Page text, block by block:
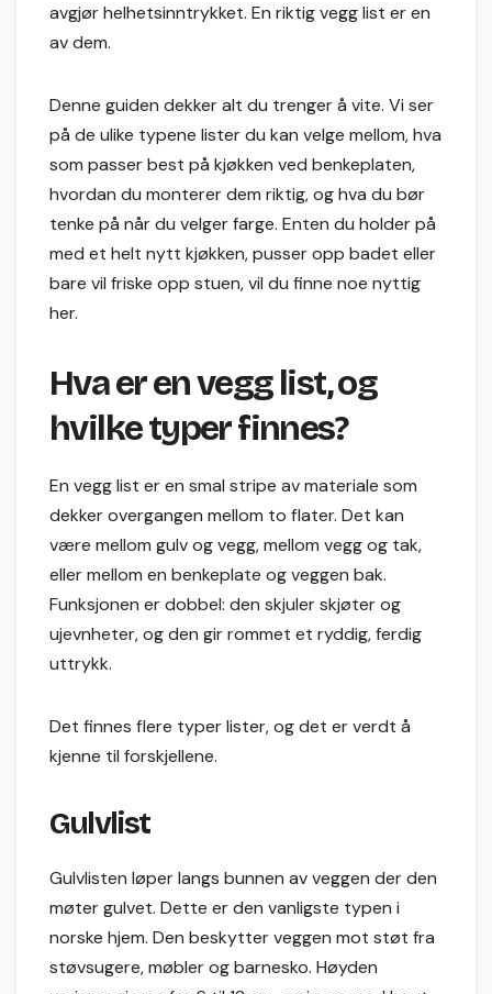
avgjør helhetsinntrykket. En riktig vegg list er en
av dem.
Denne guiden dekker alt du trenger å vite. Vi ser
på de ulike typene lister du kan velge mellom, hva
som passer best på kjøkken ved benkeplaten,
hvordan du monterer dem riktig, og hva du bør
tenke på når du velger farge. Enten du holder på
med et helt nytt kjøkken, pusser opp badet eller
bare vil friske opp stuen, vil du finne noe nyttig
her.
Hva er en vegg list, og
hvilke typer finnes?
En vegg list er en smal stripe av materiale som
dekker overgangen mellom to flater. Det kan
være mellom gulv og vegg, mellom vegg og tak,
eller mellom en benkeplate og veggen bak.
Funksjonen er dobbel: den skjuler skjøter og
ujevnheter, og den gir rommet et ryddig, ferdig
uttrykk.
Det finnes flere typer lister, og det er verdt å
kjenne til forskjellene.
Gulvlist
Gulvlisten løper langs bunnen av veggen der den
møter gulvet. Dette er den vanligste typen i
norske hjem. Den beskytter veggen mot støt fra
støvsugere, møbler og barnesko. Høyden